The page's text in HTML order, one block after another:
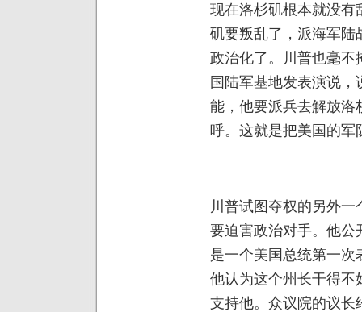
现在洛杉矶根本就没有
矶要叛乱了，派海军陆
政治化了。川普也毫不
国陆军基地发表演说
能，他要派兵去解放洛
呼。这就是把美国的军
川普试图夺权的另外
要迫害政治对手。他公
是一个美国总统第一
他认为这个州长干得不
支持他。众议院的议长